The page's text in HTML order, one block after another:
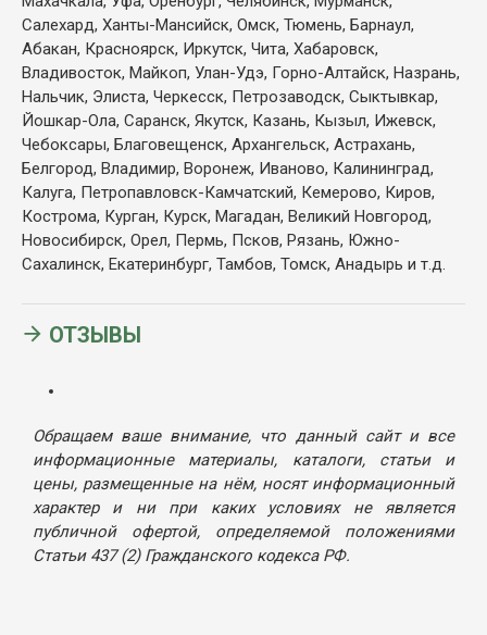
Салехард, Ханты-Мансийск, Омск, Тюмень, Барнаул,
Абакан, Красноярск, Иркутск, Чита, Хабаровск,
Владивосток, Майкоп, Улан-Удэ, Горно-Алтайск, Назрань,
Нальчик, Элиста, Черкесск, Петрозаводск, Сыктывкар,
Йошкар-Ола, Саранск, Якутск, Казань, Кызыл, Ижевск,
Чебоксары, Благовещенск, Архангельск, Астрахань,
Белгород, Владимир, Воронеж, Иваново, Калининград,
Калуга, Петропавловск-Камчатский, Кемерово, Киров,
Кострома, Курган, Курск, Магадан, Великий Новгород,
Новосибирск, Орел, Пермь, Псков, Рязань, Южно-
Сахалинск, Екатеринбург, Тамбов, Томск, Анадырь и т.д.
ОТЗЫВЫ
Обращаем ваше внимание, что данный сайт и все
информационные материалы, каталоги, статьи и
цены, размещенные на нём, носят информационный
характер и ни при каких условиях не является
публичной офертой, определяемой положениями
Статьи 437 (2) Гражданского кодекса РФ.